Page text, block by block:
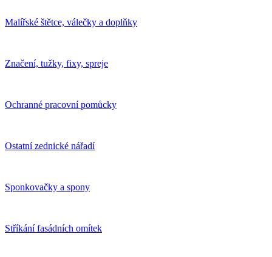
Malířské štětce, válečky a doplňky
Značení, tužky, fixy, spreje
Ochranné pracovní pomůcky
Ostatní zednické nářadí
Sponkovačky a spony
Stříkání fasádních omítek